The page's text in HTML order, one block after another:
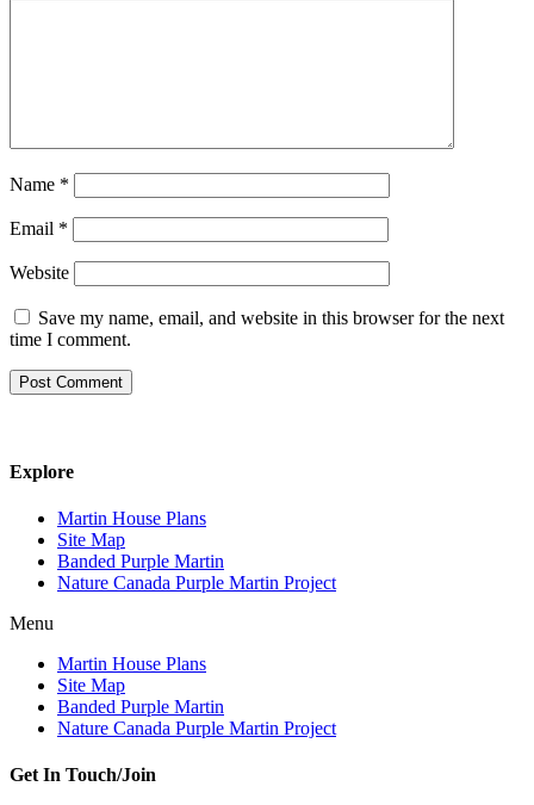
Name *
Email *
Website
Save my name, email, and website in this browser for the next
time I comment.
Explore
Martin House Plans
Site Map
Banded Purple Martin
Nature Canada Purple Martin Project
Menu
Martin House Plans
Site Map
Banded Purple Martin
Nature Canada Purple Martin Project
Get In Touch/Join